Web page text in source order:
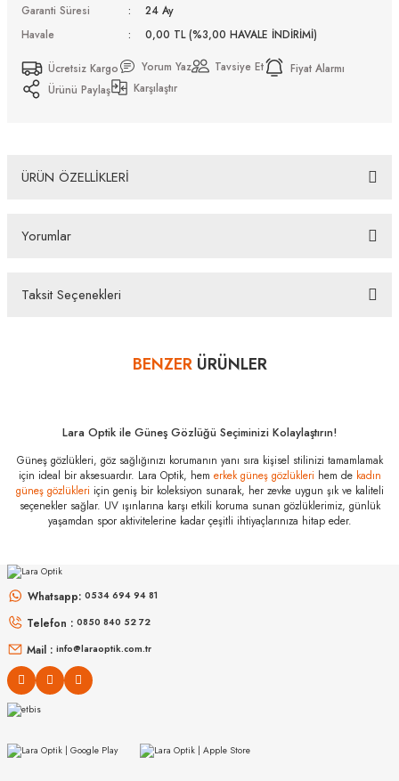
Garanti Süresi
24 Ay
Havale
0,00 TL (%3,00 HAVALE İNDİRİMİ)
Ücretsiz Kargo Yorum Yaz Tavsiye Et
Fiyat Alarmı
Ürünü Paylaş
Karşılaştır
ÜRÜN ÖZELLİKLERİ
hatası aldığınız durumda bankanızla irtibata geçip aksesuar
alışverişlerinde kredi kartınızın müsaade ettiği maksimum taksit
:
Prada
Stok Kodu
: PS 55VS 1AB3M1 59
Yorumlar
Yorum Yaz
Taksit Seçenekleri
BENZERÜRÜNLER
RB 3447 001/3M 50
%45 12.723₺ 6.998₺
Lara Optik ile Güneş Gözlüğü Seçiminizi Kolaylaştırın!
Güneş gözlükleri, göz sağlığınızı korumanın yanı sıra kişisel stilinizi tamamlamak
için ideal bir aksesuardır. Lara Optik, hem erkek güneş gözlükleri hem de kadın
güneş gözlükleri için geniş bir koleksiyon sunarak, her zevke uygun şık ve kaliteli
seçenekler sağlar. UV ışınlarına karşı etkili koruma sunan gözlüklerimiz, günlük
yaşamdan spor aktivitelerine kadar çeşitli ihtiyaçlarınıza hitap eder.
Whatsapp: 0534 694 94 81
Telefon : 0850 840 52 72
Mail : info@laraoptik.com.tr